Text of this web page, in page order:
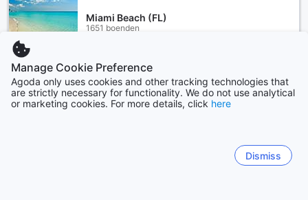
Miami Beach (FL)
1651 boenden
Visa mer
Se alla
Manage Cookie Preference
Agoda only uses cookies and other tracking technologies that
are strictly necessary for functionality. We do not use analytical
or marketing cookies. For more details, click here
Dismiss